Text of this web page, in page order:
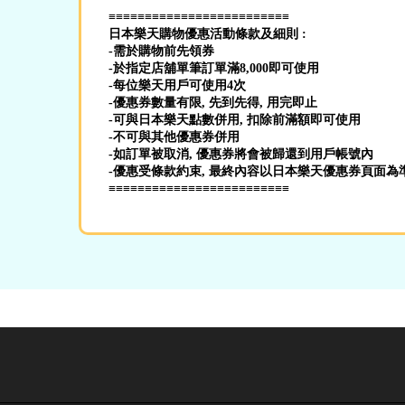
≡≡≡≡≡≡≡≡≡≡≡≡≡≡≡≡≡≡≡≡≡≡≡≡≡
日本樂天購物優惠活動條款及細則 :
-需於購物前先領券
-於指定店舖單筆訂單滿8,000即可使用
-每位樂天用戶可使用4次
-優惠券數量有限, 先到先得, 用完即止
-可與日本樂天點數併用, 扣除前滿額即可使用
-不可與其他優惠券併用
-如訂單被取消, 優惠券將會被歸還到用戶帳號內
-優惠受條款約束, 最終內容以日本樂天優惠券頁面為
≡≡≡≡≡≡≡≡≡≡≡≡≡≡≡≡≡≡≡≡≡≡≡≡≡